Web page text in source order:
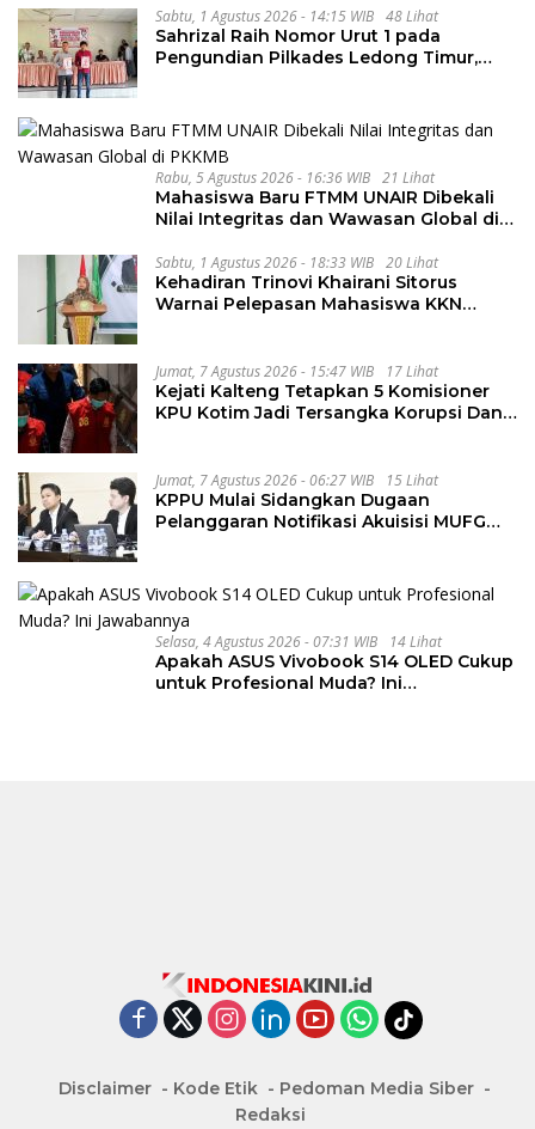
Sabtu, 1 Agustus 2026 - 14:15 WIB 48 Lihat
Sahrizal Raih Nomor Urut 1 pada
Pengundian Pilkades Ledong Timur,
Rabu, 5 Agustus 2026 - 16:36 WIB 21 Lihat
Mahasiswa Baru FTMM UNAIR Dibekali
Nilai Integritas dan Wawasan Global di
Sabtu, 1 Agustus 2026 - 18:33 WIB 20 Lihat
Kehadiran Trinovi Khairani Sitorus
Warnai Pelepasan Mahasiswa KKN
Jumat, 7 Agustus 2026 - 15:47 WIB 17 Lihat
Kejati Kalteng Tetapkan 5 Komisioner
KPU Kotim Jadi Tersangka Korupsi Dana
Jumat, 7 Agustus 2026 - 06:27 WIB 15 Lihat
KPPU Mulai Sidangkan Dugaan
Pelanggaran Notifikasi Akuisisi MUFG
Selasa, 4 Agustus 2026 - 07:31 WIB 14 Lihat
Apakah ASUS Vivobook S14 OLED Cukup
untuk Profesional Muda? Ini
Disclaimer Kode Etik
Pedoman Media Siber
Redaksi